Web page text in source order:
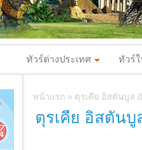
ทัวร์ต่างประเทศ ทัวร์
หน้าแรก » ตุรเคีย อิสตันบูล
ตุรเคีย อิสตันบู